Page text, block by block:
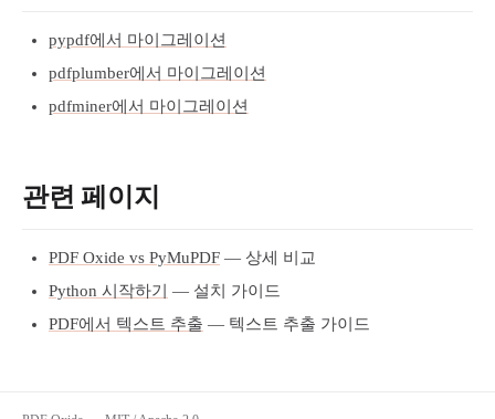
pypdf에서 마이그레이션
pdfplumber에서 마이그레이션
pdfminer에서 마이그레이션
관련 페이지
PDF Oxide vs PyMuPDF — 상세 비교
Python 시작하기
— 설치 가이드
PDF에서 텍스트 추출 — 텍스트 추출 가이드